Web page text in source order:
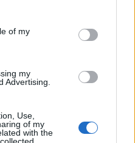
of my
my
Advertising.
Use,
of my
with the
μονάδες ο Γενικός
– Θερμοκρασίες
και Βαλκάνια
συμμετοχής στο